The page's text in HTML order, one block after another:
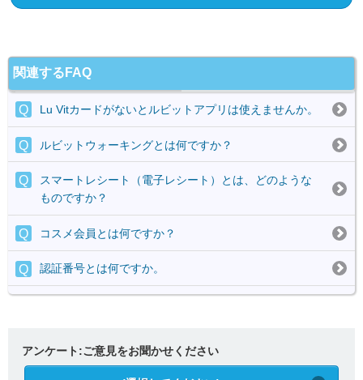
関連するFAQ
Lu Vitカードがないとルビットアプリは使えませんか。
ルビットウォーキングとは何ですか？
スマートレシート（電子レシート）とは、どのような
ものですか？
コスメ会員とは何ですか？
認証番号とは何ですか。
アンケート:ご意見をお聞かせください